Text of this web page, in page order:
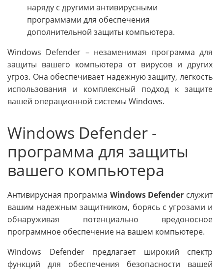
наряду с другими антивирусными
программами для обеспечения
дополнительной защиты компьютера.
Windows Defender – незаменимая программа для
защиты вашего компьютера от вирусов и других
угроз. Она обеспечивает надежную защиту, легкость
использования и комплексный подход к защите
вашей операционной системы Windows.
Windows Defender -
программа для защиты
вашего компьютера
Антивирусная программа Windows Defender служит
вашим надежным защитником, борясь с угрозами и
обнаруживая потенциально вредоносное
программное обеспечение на вашем компьютере.
Windows Defender предлагает широкий спектр
функций для обеспечения безопасности вашей